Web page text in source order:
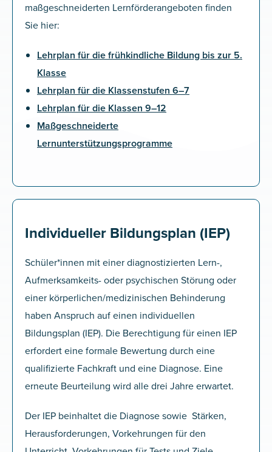
maßgeschneiderten Lernförderangeboten finden
Sie hier:
Lehrplan für die frühkindliche Bildung bis zur 5.
Klasse
Lehrplan für die Klassenstufen 6–7
Lehrplan für die Klassen 9–12
Maßgeschneiderte
Lernunterstützungsprogramme
Individueller Bildungsplan (IEP)
Schüler*innen mit einer diagnostizierten Lern-,
Aufmerksamkeits- oder psychischen Störung oder
einer körperlichen/medizinischen Behinderung
haben Anspruch auf einen individuellen
Bildungsplan (IEP). Die Berechtigung für einen IEP
erfordert eine formale Bewertung durch eine
qualifizierte Fachkraft und eine Diagnose. Eine
erneute Beurteilung wird alle drei Jahre erwartet.
Der IEP beinhaltet die Diagnose sowie Stärken,
Herausforderungen, Vorkehrungen für den